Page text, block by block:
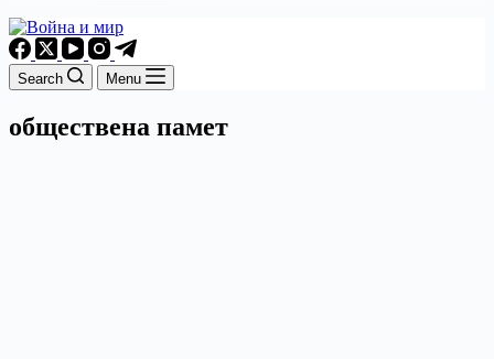
Search Menu
обществена памет